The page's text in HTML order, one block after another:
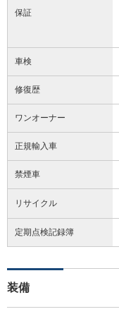
保証
車検
修復歴
ワンオーナー
正規輸入車
禁煙車
リサイクル
定期点検記録簿
装備